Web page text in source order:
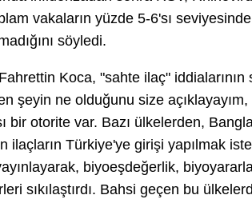
vakaların yüzde 5-6'sı
söyledi.
Koca, "sahte ilaç"
şeyin ne olduğunu size
bir otorite var. Bazı ülkelerden,
ilaçların Türkiye'ye girişi yapılmak
biyoeşdeğerlik,
sıkılaştırdı. Bahsi geçen bu